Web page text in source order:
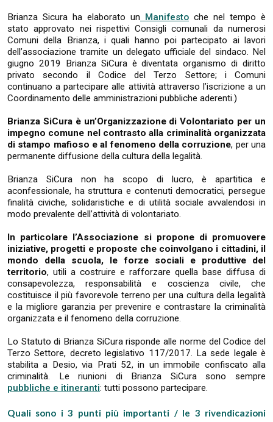
Brianza Sicura ha elaborato un Manifesto che nel tempo è
stato approvato nei rispettivi Consigli comunali da numerosi
Comuni della Brianza, i quali hanno poi partecipato ai lavori
dell’associazione tramite un delegato ufficiale del sindaco. Nel
giugno 2019 Brianza SiCura è diventata organismo di diritto
privato secondo il Codice del Terzo Settore; i Comuni
continuano a partecipare alle attività attraverso l’iscrizione a un
Coordinamento delle amministrazioni pubbliche aderenti.)
Brianza SiCura è un’Organizzazione di Volontariato per un
impegno comune nel contrasto alla criminalità organizzata
di stampo mafioso e al fenomeno della corruzione, per una
permanente diffusione della cultura della legalità.
Brianza SiCura non ha scopo di lucro, è apartitica e
aconfessionale, ha struttura e contenuti democratici, persegue
finalità civiche, solidaristiche e di utilità sociale avvalendosi in
modo prevalente dell’attività di volontariato.
In particolare l’Associazione si propone di promuovere
iniziative, progetti e proposte che coinvolgano i cittadini, il
mondo della scuola, le forze sociali e produttive del
territorio, utili a costruire e rafforzare quella base diffusa di
consapevolezza, responsabilità e coscienza civile, che
costituisce il più favorevole terreno per una cultura della legalità
e la migliore garanzia per prevenire e contrastare la criminalità
organizzata e il fenomeno della corruzione.
Lo Statuto di Brianza SiCura risponde alle norme del Codice del
Terzo Settore, decreto legislativo 117/2017. La sede legale è
stabilita a Desio, via Prati 52, in un immobile confiscato alla
criminalità. Le riunioni di Brianza SiCura sono sempre
pubbliche e itineranti: tutti possono partecipare.
Quali sono i 3 punti più importanti / le 3 rivendicazioni